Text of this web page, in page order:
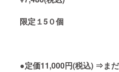
限定１5０個
●定価11,000円(税込) ⇒まだ